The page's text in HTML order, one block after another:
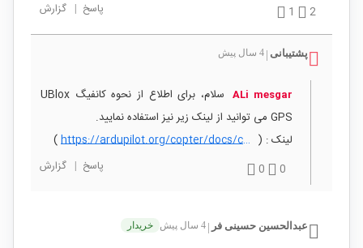
2
1 پاسخ | گزارش
پشتیبانی 4 سال پیش
ALi mesgar
سلام، برای اطلاع از نحوه کانفیگ UBlox
GPS می توانید از لینک زیر نیز استفاده نمایید.
لینک : ( https://ardupilot.org/copter/docs/common-ublox-gps.html
)
0
0 پاسخ | گزارش
عبدالحسین حسینی فر 4 سال پیش خریدار